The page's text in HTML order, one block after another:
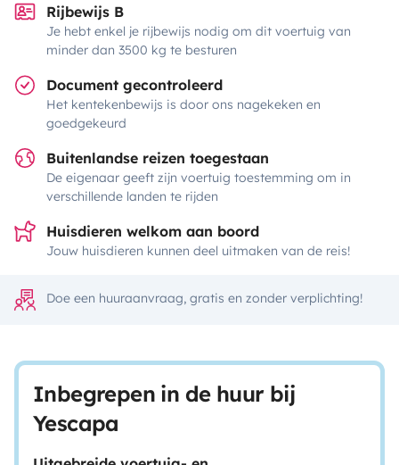
Rijbewijs B
Je hebt enkel je rijbewijs nodig om dit voertuig van
minder dan 3500 kg te besturen
Document gecontroleerd
Het kentekenbewijs is door ons nagekeken en
goedgekeurd
Buitenlandse reizen toegestaan
De eigenaar geeft zijn voertuig toestemming om in
verschillende landen te rijden
Huisdieren welkom aan boord
Jouw huisdieren kunnen deel uitmaken van de reis!
Doe een huuraanvraag, gratis en zonder verplichting!
Inbegrepen in de huur bij
Yescapa